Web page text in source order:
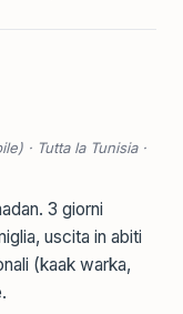
· Tutta la Tunisia ·
3 giorni
uscita in abiti
(kaak warka,